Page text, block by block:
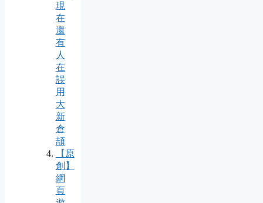
現
在
還
有
人
在
誤
用
大
新
倉
頡
【原
創】
網
頁